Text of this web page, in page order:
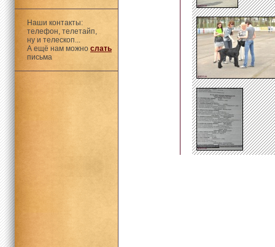
Наши контакты:
телефон, телетайп,
ну и телескоп...
А ещё нам можно слать
письма